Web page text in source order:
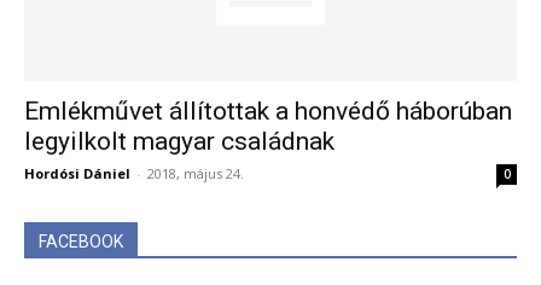
Emlékművet állítottak a honvédő háborúban
legyilkolt magyar családnak
Hordósi Dániel - 2018, május 24. 0
FACEBOOK